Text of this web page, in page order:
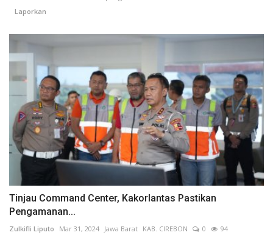
Laporkan
Tinjau Command Center, Kakorlantas Pastikan
Pengamanan...
Zulkifli Liputo Mar 31, 2024 Jawa Barat KAB. CIREBON 0
94